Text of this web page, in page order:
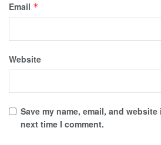
Email *
Website
Save my name, email, and
next time I comment.